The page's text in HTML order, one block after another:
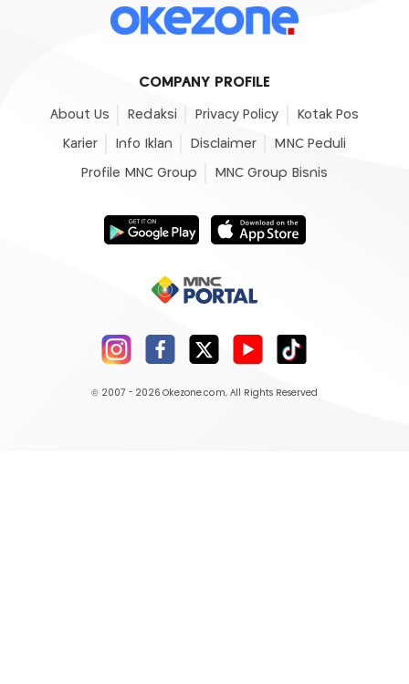
COMPANY PROFILE
About Us Redaksi Privacy Policy Kotak Pos
Karier Info Iklan Disclaimer MNC Peduli
Profile MNC Group MNC Group Bisnis
© 2007 - 2026 Okezone.com, All Rights Reserved